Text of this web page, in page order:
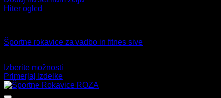
Hiter ogled
Športne rokavice za vadbo in fitnes sive
Izberite možnosti
Ta
izdelek
ima
Primerjaj izdelke